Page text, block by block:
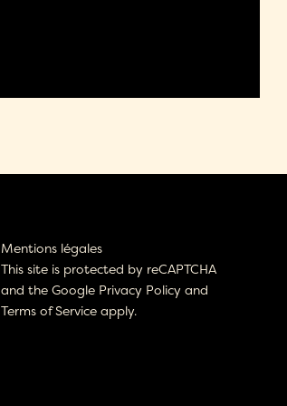
Mentions légales
This site is protected by reCAPTCHA
and the Google Privacy Policy and
Terms of Service apply.